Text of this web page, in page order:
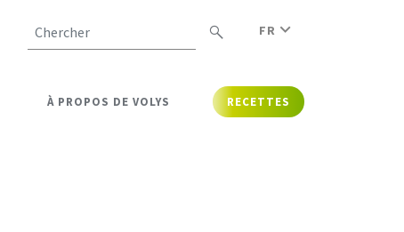
FR
À PROPOS DE VOLYS RECETTES